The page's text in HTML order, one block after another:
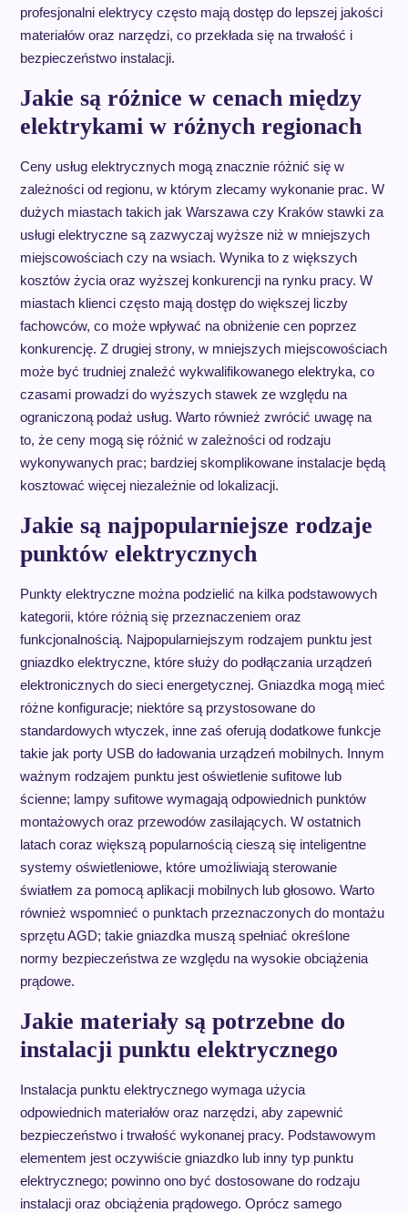
profesjonalni elektrycy często mają dostęp do lepszej jakości
materiałów oraz narzędzi, co przekłada się na trwałość i
bezpieczeństwo instalacji.
Jakie są różnice w cenach między
elektrykami w różnych regionach
Ceny usług elektrycznych mogą znacznie różnić się w
zależności od regionu, w którym zlecamy wykonanie prac. W
dużych miastach takich jak Warszawa czy Kraków stawki za
usługi elektryczne są zazwyczaj wyższe niż w mniejszych
miejscowościach czy na wsiach. Wynika to z większych
kosztów życia oraz wyższej konkurencji na rynku pracy. W
miastach klienci często mają dostęp do większej liczby
fachowców, co może wpływać na obniżenie cen poprzez
konkurencję. Z drugiej strony, w mniejszych miejscowościach
może być trudniej znaleźć wykwalifikowanego elektryka, co
czasami prowadzi do wyższych stawek ze względu na
ograniczoną podaż usług. Warto również zwrócić uwagę na
to, że ceny mogą się różnić w zależności od rodzaju
wykonywanych prac; bardziej skomplikowane instalacje będą
kosztować więcej niezależnie od lokalizacji.
Jakie są najpopularniejsze rodzaje
punktów elektrycznych
Punkty elektryczne można podzielić na kilka podstawowych
kategorii, które różnią się przeznaczeniem oraz
funkcjonalnością. Najpopularniejszym rodzajem punktu jest
gniazdko elektryczne, które służy do podłączania urządzeń
elektronicznych do sieci energetycznej. Gniazdka mogą mieć
różne konfiguracje; niektóre są przystosowane do
standardowych wtyczek, inne zaś oferują dodatkowe funkcje
takie jak porty USB do ładowania urządzeń mobilnych. Innym
ważnym rodzajem punktu jest oświetlenie sufitowe lub
ścienne; lampy sufitowe wymagają odpowiednich punktów
montażowych oraz przewodów zasilających. W ostatnich
latach coraz większą popularnością cieszą się inteligentne
systemy oświetleniowe, które umożliwiają sterowanie
światłem za pomocą aplikacji mobilnych lub głosowo. Warto
również wspomnieć o punktach przeznaczonych do montażu
sprzętu AGD; takie gniazdka muszą spełniać określone
normy bezpieczeństwa ze względu na wysokie obciążenia
prądowe.
Jakie materiały są potrzebne do
instalacji punktu elektrycznego
Instalacja punktu elektrycznego wymaga użycia
odpowiednich materiałów oraz narzędzi, aby zapewnić
bezpieczeństwo i trwałość wykonanej pracy. Podstawowym
elementem jest oczywiście gniazdko lub inny typ punktu
elektrycznego; powinno ono być dostosowane do rodzaju
instalacji oraz obciążenia prądowego. Oprócz samego